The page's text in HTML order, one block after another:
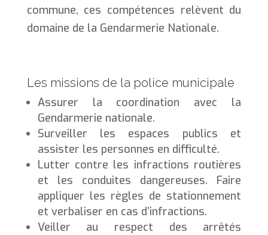
commune, ces compétences relèvent du
domaine de la Gendarmerie Nationale.
Les missions de la police municipale
Assurer la coordination avec la
Gendarmerie nationale.
Surveiller les espaces publics et
assister les personnes en difficulté.
Lutter contre les infractions routières
et les conduites dangereuses. Faire
appliquer les règles de stationnement
et verbaliser en cas d’infractions.
Veiller au respect des arrêtés